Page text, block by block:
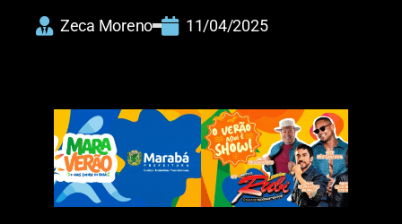
Zeca Moreno 11/04/2025